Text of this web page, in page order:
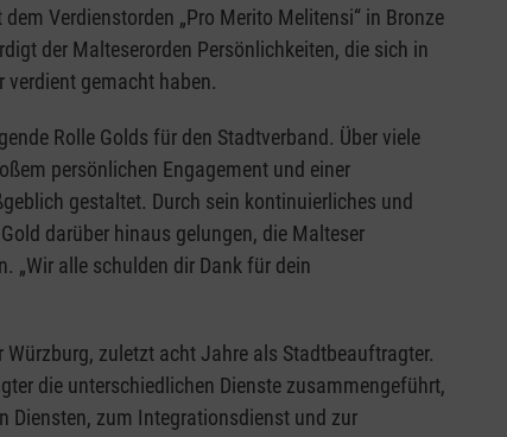
Verdienstorden „Pro Merito Melitensi“ in Bronze
der Malteserorden Persönlichkeiten, die sich in
verdient gemacht haben.
Rolle Golds für den Stadtverband. Über viele
persönlichen Engagement und einer
gestaltet. Durch sein kontinuierliches und
darüber hinaus gelungen, die Malteser
„Wir alle schulden dir Dank für dein
zuletzt acht Jahre als Stadtbeauftragter.
die unterschiedlichen Dienste zusammengeführt,
Diensten, zum Integrationsdienst und zur